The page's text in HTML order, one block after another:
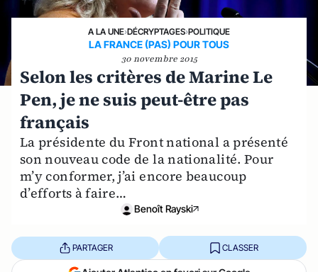
A LA UNE›DÉCRYPTAGES›POLITIQUE
LA FRANCE (PAS) POUR TOUS
30 novembre 2015
Selon les critères de Marine Le
Pen, je ne suis peut-être pas
français
La présidente du Front national a présenté
son nouveau code de la nationalité. Pour
m’y conformer, j’ai encore beaucoup
d’efforts à faire…
Benoît Rayski
PARTAGER CLASSER